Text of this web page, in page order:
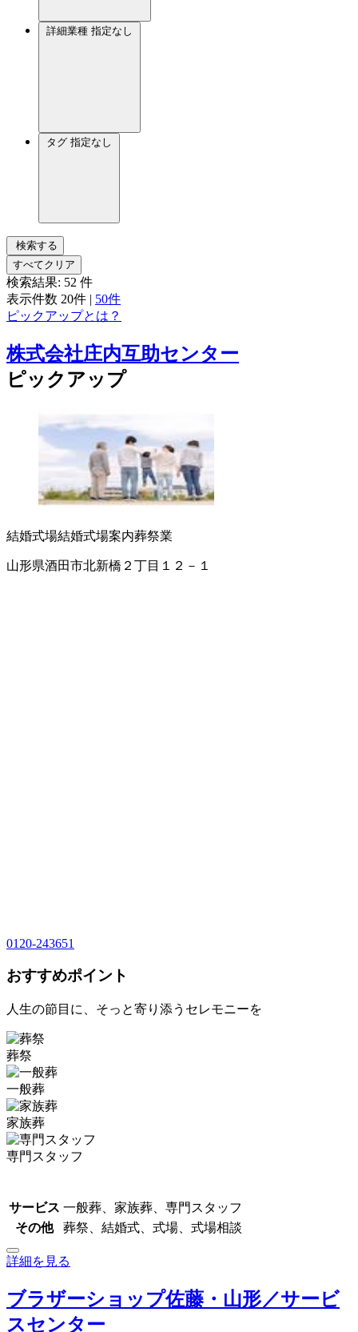
詳細業種 指定なし
タグ 指定なし
検索する
すべてクリア
検索結果: 52 件
表示件数 20件 | 50件
ピックアップとは？
株式会社庄内互助センター
ピックアップ
結婚式場結婚式場案内葬祭業
山形県酒田市北新橋２丁目１２－１
0120-243651
おすすめポイント
人生の節目に、そっと寄り添うセレモニーを
葬祭
一般葬
家族葬
専門スタッフ
サービス 一般葬、家族葬、専門スタッフ
その他
葬祭、結婚式、式場、式場相談
詳細を見る
ブラザーショップ佐藤・山形／サービ
スセンター